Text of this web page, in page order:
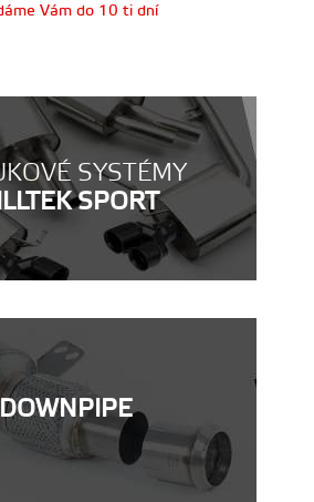
Vám do 10 ti dní
SYSTÉMY
SPORT
DOWNPIPE